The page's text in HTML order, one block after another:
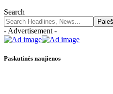
Search
- Advertisement -
Paskutinės naujienos